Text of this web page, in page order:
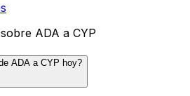
ADA a CYP
ADA a CYP hoy?